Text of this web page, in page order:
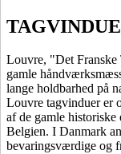
Louvre, "Det Franske
gamle
lange holdbarhed på
Louvre tagvinduer er
af de gamle
Belgien. I Danmark
bevaringsværdige og